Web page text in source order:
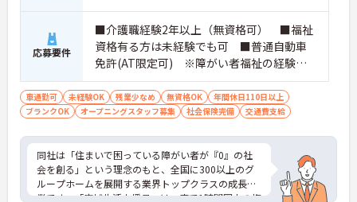
応募要件
■介護職経験2年以上（無資格可） ■福祉
資格有る方は未経験でも可 ■普通自動車
免許(AT限定可) ※障がい者福祉の経験は
不問です。※実務経験2年以上の方、障がい
者福祉に関する経験をお持ちの方大歓迎
車通勤可 未経験OK 残業少なめ 無資格OK
年間休日110日以上
ブランクOK
オープニングスタッフ募集 社会保険完備 交通費支給
同社は「住まいで困っている障がい者が『0』の社
会を創る」という理念のもと、全国に300以上のグ
ループホームを展開する業界トップクラスの成長企
業です。「広域生活支援員」は、車で1時間圏内の複